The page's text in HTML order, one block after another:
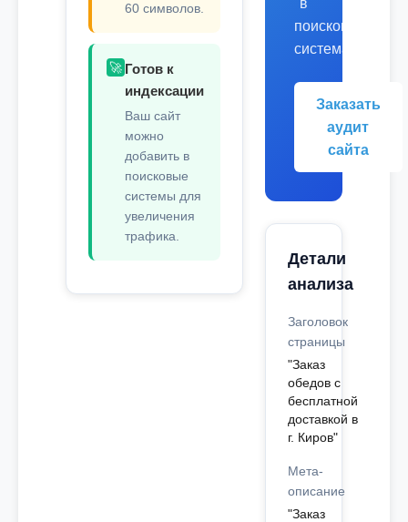
60 символов.
🚀 Готов к
индексации
Ваш сайт
можно
добавить в
поисковые
системы для
увеличения
трафика.
в
поисковых
системах.
Заказать
аудит
сайта
Детали
анализа
Заголовок
страницы
"Заказ
обедов с
бесплатной
доставкой в
г. Киров"
Мета-
описание
"Заказ